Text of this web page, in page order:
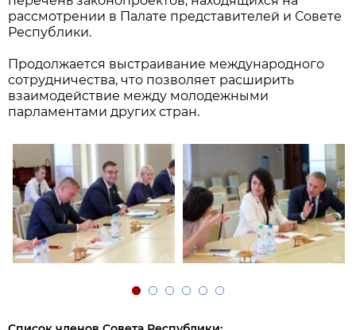
рассмотрении в Палате представителей и Совете
Республики.
Продолжается выстраивание международного
сотрудничества, что позволяет расширить
взаимодействие между молодежными
парламентами других стран.